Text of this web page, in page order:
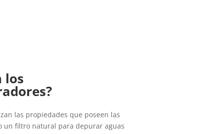
los
las propiedades que poseen las
un filtro natural para depurar aguas